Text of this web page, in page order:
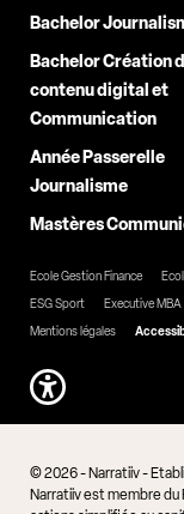
Bachelor
Bachelor Création
contenu digital et
Communication
Année Passerelle
Journalisme
Mastères
Ecole Gestion Finance
ESG Sport
Executive MBA
Mentions légales
© 2026 - Narratiiv -
Narratiiv est membre du